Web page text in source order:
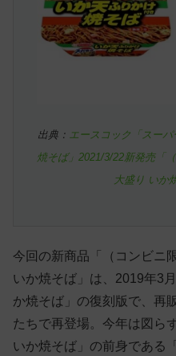
出典： エースコック「スー
焼そば」2021/3/22新発売「
大盛り いか
今回の新商品「（コンビニ
いか焼そば」は、2019年3
か焼そば」の復刻版で、再
たちで再登場。今年は図ら
いか焼そば」の前身である